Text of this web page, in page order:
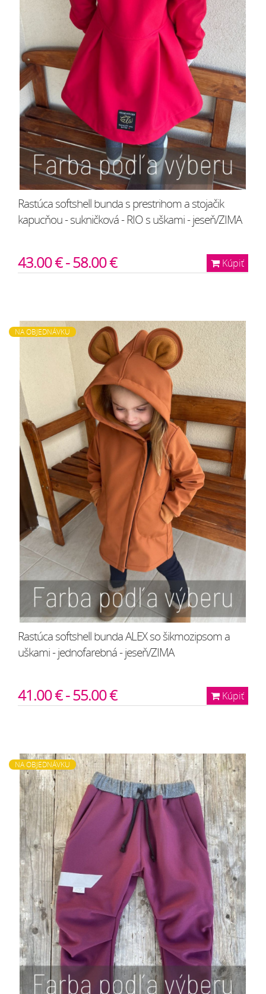
Rastúca softshell bunda s prestrihom a stojačik
kapucňou - sukničková - RIO s uškami - jeseň/ZIMA
Kúpiť
43.00 € - 58.00 €
NA OBJEDNÁVKU
Rastúca softshell bunda ALEX so šikmozipsom a
uškami - jednofarebná - jeseň/ZIMA
Kúpiť
41.00 € - 55.00 €
NA OBJEDNÁVKU